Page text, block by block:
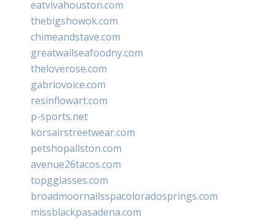
eatvivahouston.com
thebigshowok.com
chimeandstave.com
greatwallseafoodny.com
theloverose.com
gabriovoice.com
resinflowart.com
p-sports.net
korsairstreetwear.com
petshopallston.com
avenue26tacos.com
topgglasses.com
broadmoornailsspacoloradosprings.com
missblackpasadena.com